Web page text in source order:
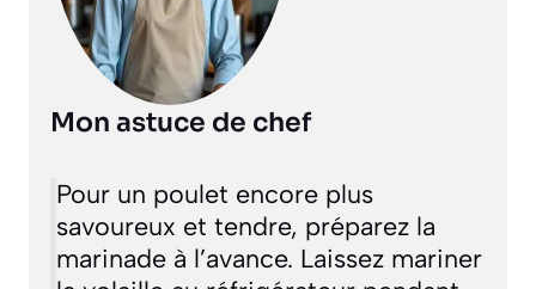
Mon astuce de chef
Pour un poulet encore plus
savoureux et tendre, préparez la
marinade à l’avance. Laissez mariner